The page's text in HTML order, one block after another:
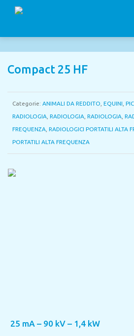
Compact 25 HF
Categorie: ANIMALI DA REDDITO EQUINI
RADIOLOGIA RADIOLOGIA RADIOLOGIA
FREQUENZA RADIOLOGICI PORTATILI ALTA
PORTATILI ALTA FREQUENZA
25 mA – 90 kV – 1,4 kW